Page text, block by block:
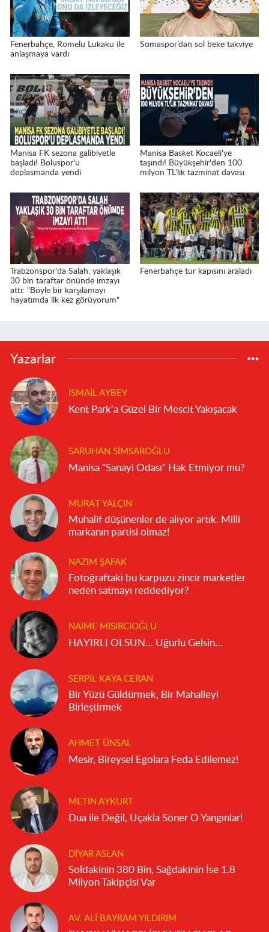
Fenerbahçe, Romelu Lukaku ile
anlaşmaya vardı
Somaspor’dan sol beke takviye
Manisa FK sezona galibiyetle
başladı! Boluspor'u
deplasmanda yendi
Manisa Basket Kocaeli'ye
taşındı! Büyükşehir'den 100
milyon TL'lik tazminat davası
Trabzonspor'da Salah, yaklaşık
30 bin taraftar önünde imzayı
attı: "Böyle bir karşılamayı
hayatımda ilk kez görüyorum"
Fenerbahçe tur kapısını araladı
Yazarlar
İSMAIL AYBEY
Kent Park’a Güzel Bir Mescit Yakışacak
SARUHAN SIMSAROĞLU
Manisa "Sanayi Odası" Hak Etmiyor mu?
MURAT YALÇIN
Muhalif düşünenler de alıyor artık. Milli
markanın partisi olmaz!
NAZIM ŞAFAK
Fotoğraftaki bu karpuzu zincir marketler
neden satmayı reddediyor?
NAIME MISIRCIOĞLU
HAYIRLI OLSUN… Uğurlu Gelsin…
SERPIL KAYA CERAN
Bir Yüzü Güldürmek, Bir Mahalleyi
Birleştirmek
AHMET ÜNSAL
Mesir, Bireysel Egolara Feda Edilemez!
METIN AYKURT
Dua ile Değil, Uçakla Söner O Yangınlar!
DIYAR ASLAN
Soldakinin 380 Bin, Sağdakinin İse 1.8
Milyon Takipçisi Var
AV. ALI BAYRAM YILDIRIM